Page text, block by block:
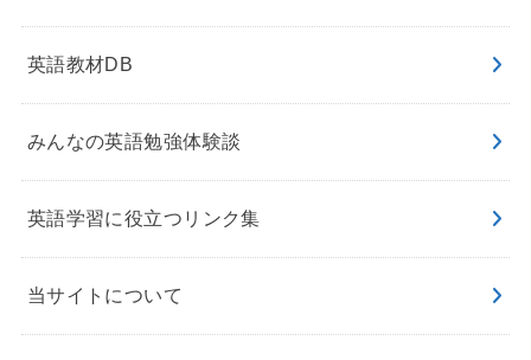
英語教材DB
みんなの英語勉強体験談
英語学習に役立つリンク集
当サイトについて